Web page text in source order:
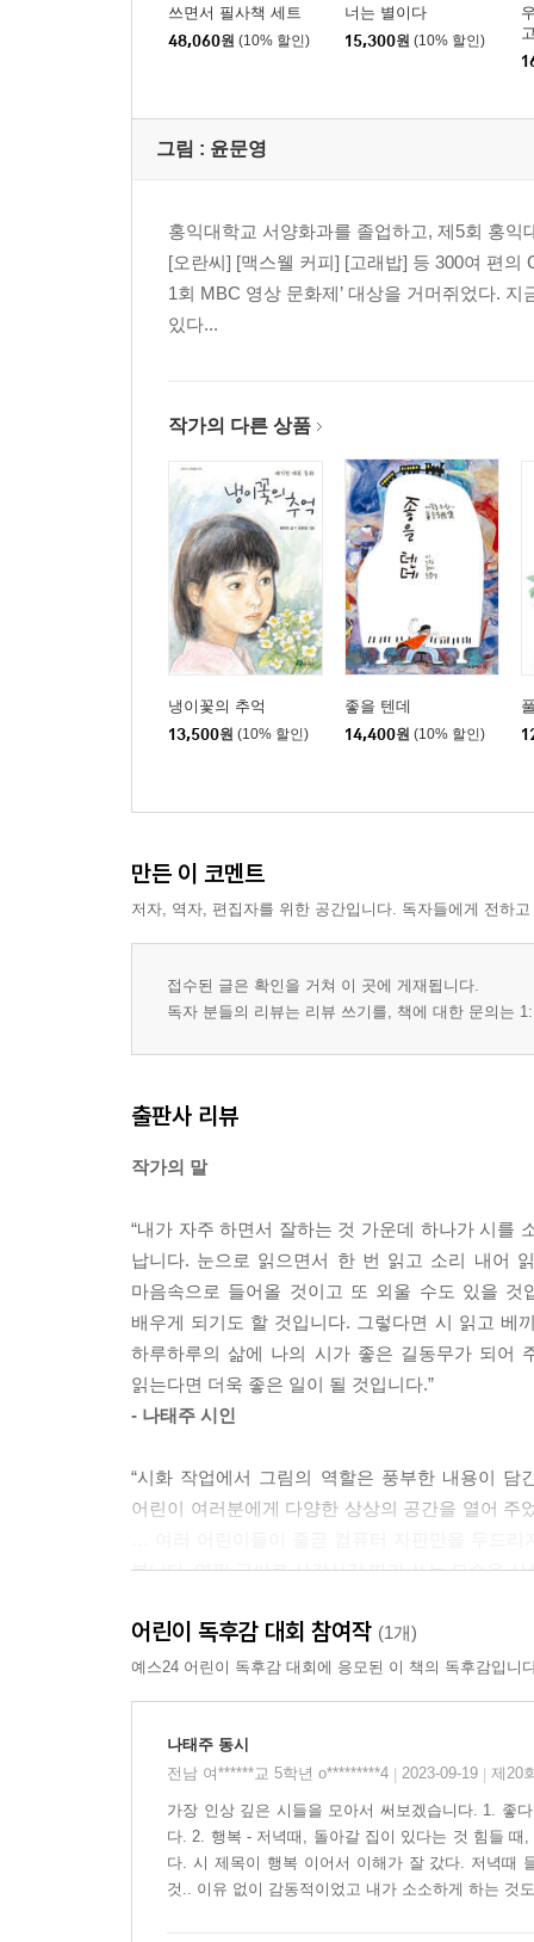
쓰면서 필사책 세트
48,060원 (10% 할인)
너는 별이다
15,300원 (10% 할인)
그림 : 윤문영
홍익대학교 서양화과를 졸업하고, 제5회 홍
[오란씨] [맥스웰 커피] [고래밥] 등 300여 편의
1회 MBC 영상 문화제’ 대상을 거머쥐었다.
있다...
작가의 다른 상품
냉이꽃의 추억
13,500원 (10% 할인)
좋을 텐데
14,400원 (10% 할인)
만든 이 코멘트
저자, 역자, 편집자를 위한 공간입니다. 독자들에게 전하
접수된 글은 확인을 거쳐 이 곳에 게재됩니다.
독자 분들의 리뷰는 리뷰 쓰기를, 책에 대한 문의는
출판사 리뷰
작가의 말
“내가 자주 하면서 잘하는 것 가운데 하나가 시를
납니다. 눈으로 읽으면서 한 번 읽고 소리 내어
마음속으로 들어올 것이고 또 외울 수도 있을
배우게 되기도 할 것입니다. 그렇다면 시 읽고 베
하루하루의 삶에 나의 시가 좋은 길동무가 되어
읽는다면 더욱 좋은 일이 될 것입니다.”
- 나태주 시인
“시화 작업에서 그림의 역할은 풍부한 내용이
어린이 여러분에게 다양한 상상의 공간을 열어
봅니다. 연필 글씨로 사각사각 따라 쓰는 모습을 상
어린이 독후감 대회 참여작 (1개)
예스24 어린이 독후감 대회에 응모된 이 책의 독후감입니
나태주 동시
전남 여******교 5학년 o*********4
2023-09-19 제20
가장 인상 깊은 시들을 모아서 써보겠습니다. 1. 좋
다. 2. 행복 - 저녁때, 돌아갈 집이 있다는 것 힘들
다. 시 제목이 행복 이어서 이해가 잘 갔다. 저녁때
것.. 이유 없이 감동적이었고 내가 소소하게 하는